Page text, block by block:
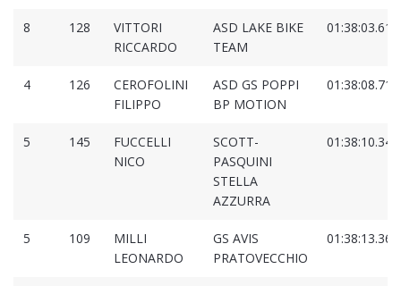
8 128
VITTORI
RICCARDO
ASD LAKE BIKE
TEAM
01:38:03.618
4 126
CEROFOLINI
FILIPPO
ASD GS POPPI
BP MOTION
01:38:08.719
5 145
FUCCELLI
NICO
SCOTT-
PASQUINI
STELLA
AZZURRA
01:38:10.342
5 109
MILLI
LEONARDO
GS AVIS
PRATOVECCHIO
01:38:13.368